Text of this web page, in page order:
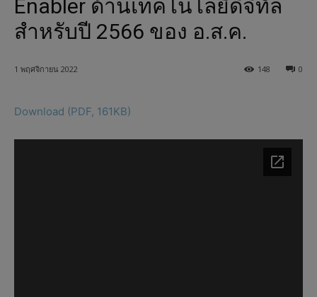
Enabler ด้านเทคโนโลยีดิจิทัล
สำหรับปี 2566 ของ อ.ส.ค.
1 พฤศจิกายน 2022 0
148
Download (PDF, 161KB)